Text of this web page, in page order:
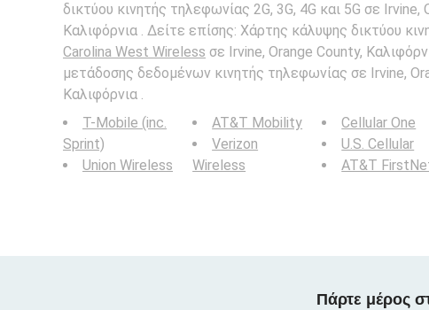
δικτύου κινητής τηλεφωνίας 2G, 3G, 4G και 5G σε Irvine,
Καλιφόρνια . Δείτε επίσης: Χάρτης κάλυψης δικτύου
Carolina West Wireless σε Irvine, Orange County,
μετάδοσης δεδομένων κινητής τηλεφωνίας σε Irvine,
Καλιφόρνια .
T-Mobile (inc.
Sprint)
Union Wireless
AT&T Mobility
Verizon
Wireless
Cellular One
U.S. Cellular
AT&T
Πάρτε μέρος